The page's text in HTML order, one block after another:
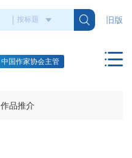
旧版
中国作家协会主管
作品推介